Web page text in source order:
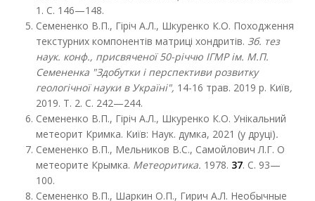
1. С. 146—148.
Семененко В.П., Гіріч А.Л., Шкуренко К.О. Походження
текстурних компонентів матриці хондритів. Зб. тез
наук. конф., присвяченої 50-річчю ІГМР ім. М.П.
Семененка "Здобутки і перспективи розвитку
геологічної науки в Україні", 14-16 трав. 2019 р. Київ,
2019. Т. 2. С. 242—244.
Семененко В.П., Гіріч А.Л., Шкуренко К.О. Унікальний
метеорит Кримка. Київ: Наук. думка, 2021 (у друці).
Семененко В.П., Мельников В.С., Самойлович Л.Г. О
метеорите Крымка. Метеоритика. 1978. 37. С. 93—
100.
Семененко В.П., Шаркин О.П., Гирич А.Л. Необычные